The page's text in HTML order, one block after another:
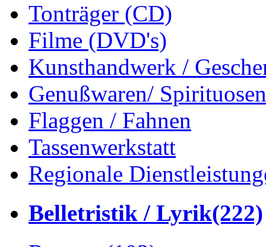
Tonträger (CD)
Filme (DVD's)
Kunsthandwerk /
Genußwaren/ Spirituosen
Flaggen / Fahnen
Tassenwerkstatt
Regionale
Belletristik / Lyrik(222)